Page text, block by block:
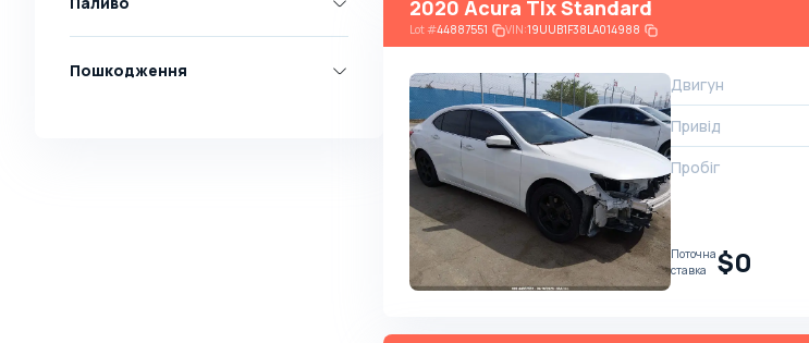
Adler
Alfa Romeo
Пошкодження
2020 Acura Tlx Standard
Lot#44887551 VIN:19UUB1F38LA014988
Двигун
Привід
Пробіг
Поточна
ставка
$0